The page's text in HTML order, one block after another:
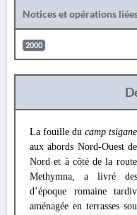
Notices et opérations
2000
La fouille du camp
aux abords Nord-Ouest
Nord et à côté de la
Methymna, a livré des
d’époque romaine
aménagée en terrasses